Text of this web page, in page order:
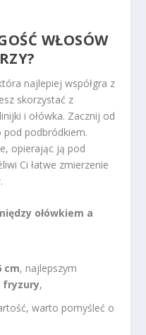
WŁOSÓW
najlepiej współgra z
skorzystać z
i ołówka. Zacznij od
pod podbródkiem.
opierając ją pod
Ci łatwe zmierzenie
ołówkiem a
cm, najlepszym
,
warto pomyśleć o